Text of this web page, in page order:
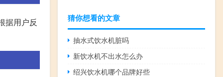
据用户反 猜你想看的文章
抽水式饮水机脏吗
新饮水机不出水怎么办
绍兴饮水机哪个品牌好些